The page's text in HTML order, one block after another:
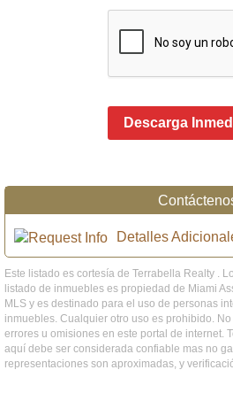
Descarga
Detalles
Este listado es cortesía de Terrabella Realty .
listado de inmuebles es propiedad de Miami
MLS y es destinado para el uso de personas
inmuebles. Cualquier otro uso es prohibido.
errores u omisiones en este portal de internet.
aquí debe ser considerada confiable mas no
representaciones son aproximadas, y